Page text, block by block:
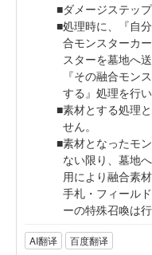
ダメージステッ
処理時に、『自
合モンスターカ
スターを墓地へ
『その融合モン
する』処理を行い
素材とする処理
せん。
素材となったモ
ない限り、墓地
用により融合素
手札・フィール
ーの特殊召喚は行
AI翻译 百度翻译